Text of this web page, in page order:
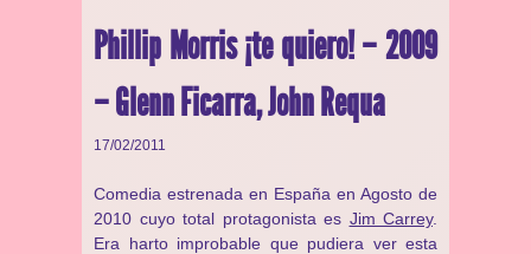
Phillip Morris ¡te quiero! – 2009
– Glenn Ficarra, John Requa
17/02/2011
Comedia estrenada en España en Agosto de
2010 cuyo total protagonista es Jim Carrey.
Era harto improbable que pudiera ver esta